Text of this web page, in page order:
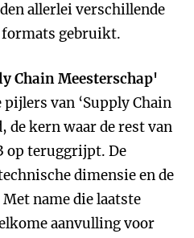
allerlei verschillende
formats gebruikt.
Chain Meesterschap'
van ‘Supply Chain
de kern waar de rest van
op teruggrijpt. De
dimensie en de
name die laatste
aanvulling voor